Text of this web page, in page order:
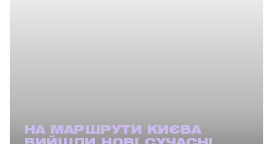
НА МАРШРУТИ КИЄВА